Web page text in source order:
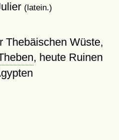
(latein.)
Thebäischen Wüste,
, heute Ruinen